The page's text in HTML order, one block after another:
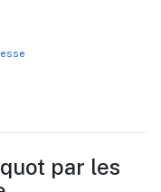
par les